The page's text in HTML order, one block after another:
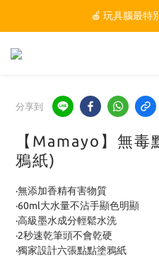
🏆 玩具腦是全台第一個
🍎 玩具腦最特
🏆 玩具腦是全台第一個
分享到
【Mamayo】無
鴉紙)
·無添加香精有害物質
·60ml大水量不沾手顯色明顯
·高級墨水成分輕鬆水洗
·2秒速乾筆頭不會乾硬
·獨家設計六張點點塗鴉紙